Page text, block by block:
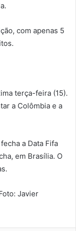
com apenas 5
terça-feira (15).
a Colômbia e a
a Data Fifa
em Brasília. O
Javier